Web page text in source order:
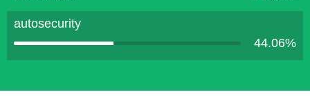
autosecurity
44.06%